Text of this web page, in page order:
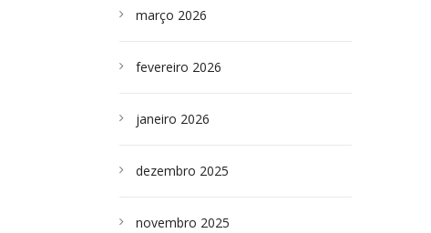
março 2026
fevereiro 2026
janeiro 2026
dezembro 2025
novembro 2025